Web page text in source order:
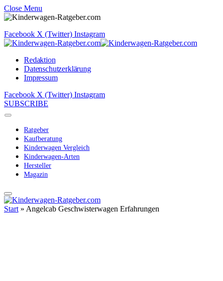
Close Menu
Facebook X (Twitter) Instagram
Redaktion
Datenschutzerklärung
Impressum
Facebook X (Twitter) Instagram
SUBSCRIBE
Ratgeber
Kaufberatung
Kinderwagen Vergleich
Kinderwagen-Arten
Hersteller
Magazin
Start » Angelcab Geschwisterwagen Erfahrungen